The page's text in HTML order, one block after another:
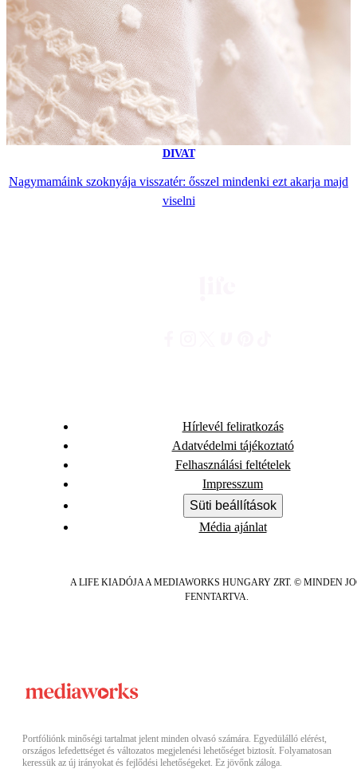
DIVAT
Nagymamáink szoknyája visszatér: ősszel mindenki ezt akarja majd
viselni
Hírlevél feliratkozás
Adatvédelmi tájékoztató
Felhasználási feltételek
Impresszum
Süti beállítások
Média ajánlat
A LIFE KIADÓJA A MEDIAWORKS HUNGARY ZRT. © MINDEN
FENNTARTVA.
Portfóliónk minőségi tartalmat jelent minden olvasó számára. Egyedülálló elérést,
országos lefedettséget és változatos megjelenési lehetőséget biztosít. Folyamatosan
keressük az új irányokat és fejlődési lehetőségeket. Ez jövőnk záloga.